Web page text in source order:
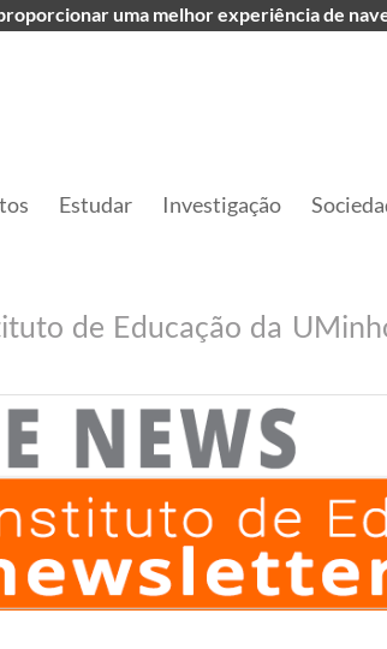
Estudar Investigação
de Educação da
uma melhor experiência de